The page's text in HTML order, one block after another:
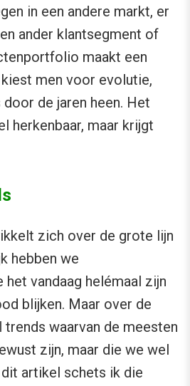
in een andere markt, er
ander klantsegment of
maakt een
men voor evolutie,
de jaren heen. Het
herkenbaar, maar krijgt
zich over de grote lijn
hebben we
vandaag helémaal zijn
blijken. Maar over de
trends waarvan de meesten
zijn, maar die we wel
artikel schets ik die